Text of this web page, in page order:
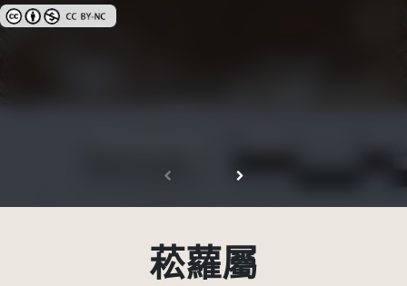
創用CC姓名標示-非商業性 3.0 台灣及其後版本(CC BY-NC 3.0 TW +)
菘蘿屬